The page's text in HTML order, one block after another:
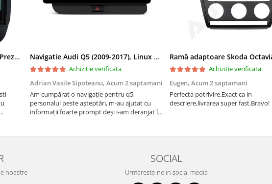
Navigatie 2K Dacia Spring (2021- Prezent), Android, S-Quadcore / 4GB RAM + 64GB ROM, 9.5 Inch - AD-BGS90042K+AD-BGRKIT366V4s Navigatie Audi Q5 (2009-2017), Linux OS & OEM, MMI 3G, CarPlay & Android Auto Wireless, MirrorLink, Camera AHD, 12.3 Inch - AD-BGAALNXH+AD-BGRKITQ5002
Achizitie verificata
Adrian Vasile Sipoteanu, Acum 2 saptamani
Am cumpărat o navigație pentru q5,
personalul peste așteptări, m-au ajutat cu
informații foarte prompt deși i-am deranjat în
revin la ei și pentru vi...
Achizitie verificata
Eugen, Acum 2 saptamani
Perfecta potrivire.Exact ca in
descriere,livrarea super fast.Bravo!
noastre
SOCIAL
Urmareste-ne in social media